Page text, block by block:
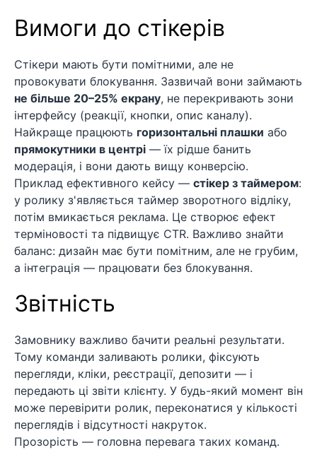
Вимоги до стікерів
Стікери мають бути помітними, але не
провокувати блокування. Зазвичай вони займають
не більше 20–25% екрану, не перекривають зони
інтерфейсу (реакції, кнопки, опис каналу).
Найкраще працюють горизонтальні плашки або
прямокутники в центрі — їх рідше банить
модерація, і вони дають вищу конверсію.
Приклад ефективного кейсу — стікер з таймером:
у ролику з'являється таймер зворотного відліку,
потім вмикається реклама. Це створює ефект
терміновості та підвищує CTR. Важливо знайти
баланс: дизайн має бути помітним, але не грубим,
а інтеграція — працювати без блокування.
Звітність
Замовнику важливо бачити реальні результати.
Тому команди заливають ролики, фіксують
перегляди, кліки, реєстрації, депозити — і
передають ці звіти клієнту. У будь-який момент він
може перевірити ролик, переконатися у кількості
переглядів і відсутності накруток.
Прозорість — головна перевага таких команд.